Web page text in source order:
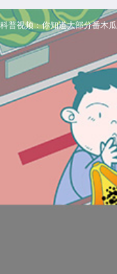
科普视频：你知道大部分番木